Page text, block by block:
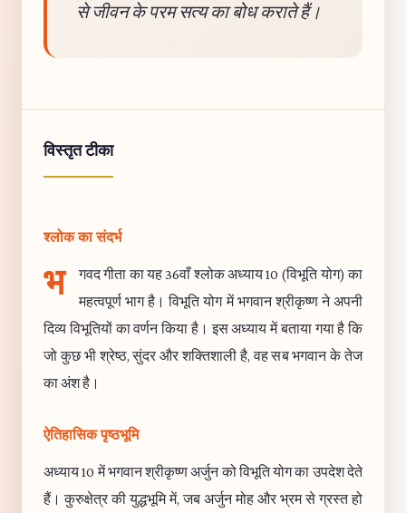
से जीवन के परम सत्य का बोध कराते हैं।
विस्तृत टीका
श्लोक का संदर्भ
भ
गवद गीता का यह 36वाँ श्लोक अध्याय 10 (विभूति योग) का
महत्वपूर्ण भाग है। विभूति योग में भगवान श्रीकृष्ण ने अपनी
दिव्य विभूतियों का वर्णन किया है। इस अध्याय में बताया गया है कि
जो कुछ भी श्रेष्ठ, सुंदर और शक्तिशाली है, वह सब भगवान के तेज
का अंश है।
ऐतिहासिक पृष्ठभूमि
अध्याय 10 में भगवान श्रीकृष्ण अर्जुन को विभूति योग का उपदेश देते
हैं। कुरुक्षेत्र की युद्धभूमि में, जब अर्जुन मोह और भ्रम से ग्रस्त हो